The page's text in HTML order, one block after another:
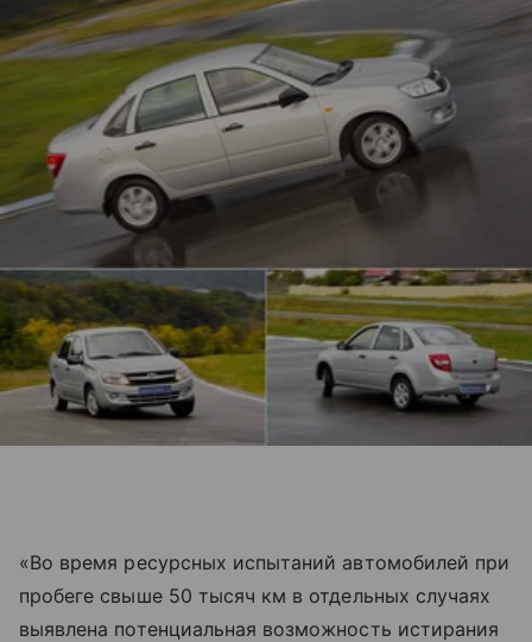
«Во время ресурсных испытаний автомобилей при
пробеге свыше 50 тысяч км в отдельных случаях
выявлена потенциальная возможность истирания